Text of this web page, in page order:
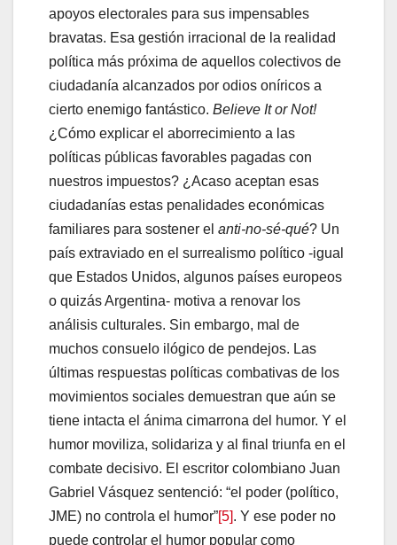
apoyos electorales para sus impensables
bravatas. Esa gestión irracional de la realidad
política más próxima de aquellos colectivos de
ciudadanía alcanzados por odios oníricos a
cierto enemigo fantástico. Believe It or Not!
¿Cómo explicar el aborrecimiento a las
políticas públicas favorables pagadas con
nuestros impuestos? ¿Acaso aceptan esas
ciudadanías estas penalidades económicas
familiares para sostener el anti-no-sé-qué? Un
país extraviado en el surrealismo político -igual
que Estados Unidos, algunos países europeos
o quizás Argentina- motiva a renovar los
análisis culturales. Sin embargo, mal de
muchos consuelo ilógico de pendejos. Las
últimas respuestas políticas combativas de los
movimientos sociales demuestran que aún se
tiene intacta el ánima cimarrona del humor. Y el
humor moviliza, solidariza y al final triunfa en el
combate decisivo. El escritor colombiano Juan
Gabriel Vásquez sentenció: “el poder (político,
JME) no controla el humor”[5]. Y ese poder no
puede controlar el humor popular como